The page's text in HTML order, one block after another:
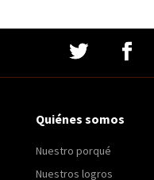
Quiénes somos
Nuestro porqué
Nuestros logros